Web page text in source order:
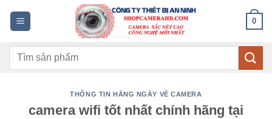
dung
0
Tìm
THÔNG TIN HẰNG NGÀY VỀ CAMERA
camera wifi tốt nhất chính hãng tại